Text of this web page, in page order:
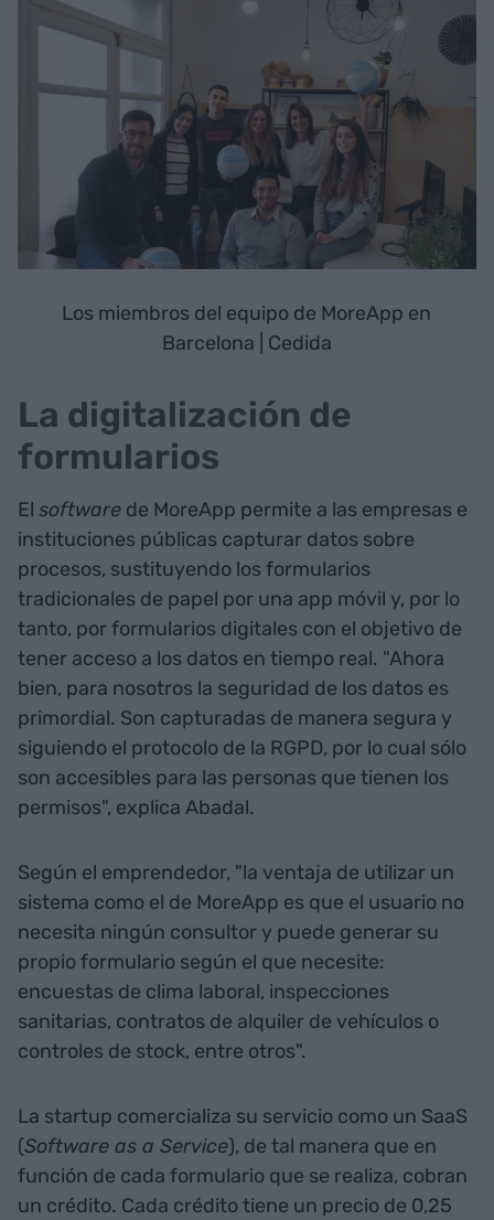
Los miembros del equipo de MoreApp en
Barcelona | Cedida
La digitalización de
formularios
El software de MoreApp permite a las empresas e
instituciones públicas capturar datos sobre
procesos, sustituyendo los formularios
tradicionales de papel por una app móvil y, por lo
tanto, por formularios digitales con el objetivo de
tener acceso a los datos en tiempo real. "Ahora
bien, para nosotros la seguridad de los datos es
primordial. Son capturadas de manera segura y
siguiendo el protocolo de la RGPD, por lo cual sólo
son accesibles para las personas que tienen los
permisos", explica Abadal.
Según el emprendedor, "la ventaja de utilizar un
sistema como el de MoreApp es que el usuario no
necesita ningún consultor y puede generar su
propio formulario según el que necesite:
encuestas de clima laboral, inspecciones
sanitarias, contratos de alquiler de vehículos o
controles de stock, entre otros".
La startup comercializa su servicio como un SaaS
(Software as a Service), de tal manera que en
función de cada formulario que se realiza, cobran
un crédito. Cada crédito tiene un precio de 0,25